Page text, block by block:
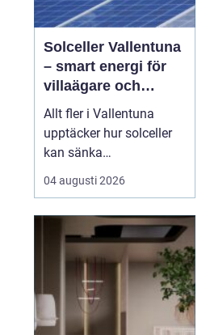
Solceller Vallentuna
– smart energi för
villaägare och
företag
Allt fler i Vallentuna
upptäcker hur solceller
kan sänka
elkostnaderna, öka
tryggheten mot
samtidigt bidra till ett
mer hållbart samhälle.
Med många villor, goda
takytor och relativt få
h&ou...
04 augusti 2026